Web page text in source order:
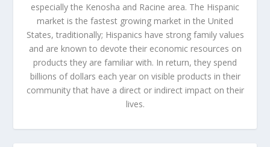
especially the Kenosha and Racine area. The Hispanic
market is the fastest growing market in the United
States, traditionally; Hispanics have strong family values
and are known to devote their economic resources on
products they are familiar with. In return, they spend
billions of dollars each year on visible products in their
community that have a direct or indirect impact on their
lives.